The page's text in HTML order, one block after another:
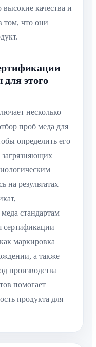
качества и
том, что они
этого
несколько
проб меда для
определить его
загрязняющих
на результатах
стандартам
сертификации
маркировка
а также
производства
помогает
продукта для